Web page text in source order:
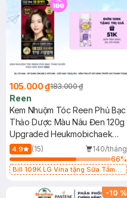
105.000 ₫183.000 ₫
Reen
Kem Nhuộm Tóc Reen Phủ Bạc
Thảo Dược Màu Nâu Đen 120g
Upgraded Heukmobichaek
Oriental Hair Dye Cream - Dark
Brown
4.9 (15)
140/tháng
66%
Bill 109K LG Vina tặng Sữa Tắm
(SL có hạn)
-10 %